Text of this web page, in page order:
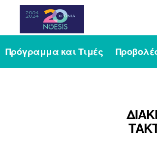
Noesis
Πρόγραμμα και Τιμές